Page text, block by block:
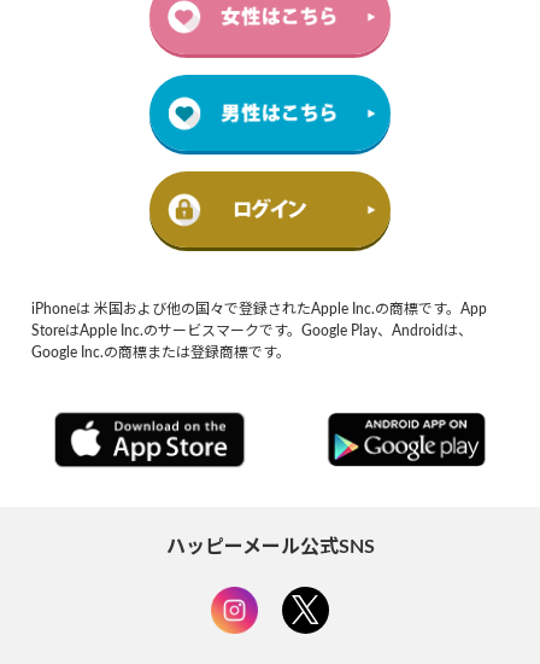
iPhoneは 米国および他の国々で登録されたApple Inc.の商標です。App
StoreはApple Inc.のサービスマークです。Google Play、Androidは、
Google Inc.の商標または登録商標です。
ハッピーメール公式SNS